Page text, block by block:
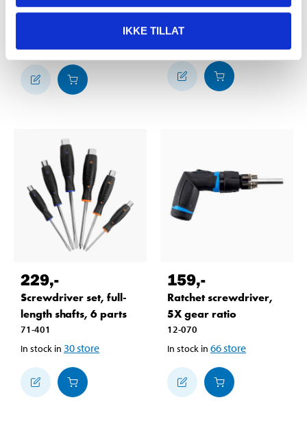
IKKE TILLAT
parts
length shafts, 6 parts
229,-
Screwdriver set, full-
length shafts, 6 parts
71-401
In stock in 30store
159,-
Ratchet screwdriver,
5X gear ratio
12-070
In stock in 66store